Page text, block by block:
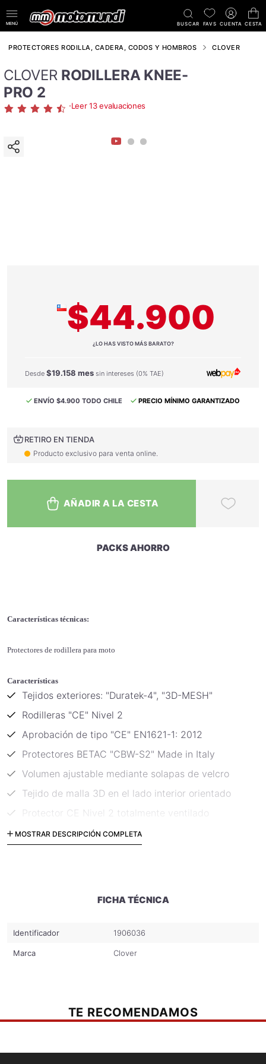
MENÚ BUSCAR FAVS CUENTA CESTA
PROTECTORES RODILLA, CADERA, CODOS Y HOMBROS CLOVER
CLOVER RODILLERA KNEE-
PRO 2
·Leer 13 evaluaciones
$44.900
¿LO HAS VISTO MÁS BARATO?
Desde $19.158 mes sin intereses (0% TAE)
ENVÍO $4.900 TODO CHILE PRECIO MÍNIMO GARANTIZADO
RETIRO EN TIENDA
Producto exclusivo para venta online.
AÑADIR A LA CESTA
PACKS AHORRO
Características técnicas:
Protectores de rodillera para moto
Características
Tejidos exteriores: "Duratek-4", "3D-MESH"
Rodilleras "CE" Nivel 2
Aprobación de tipo "CE" EN1621-1: 2012
Protectores BETAC "CBW-S2" Made in Italy
Volumen ajustable mediante solapas de velcro
Tejido de malla 3D en el lado interior orientado
Protector CE Nivel 2 totalmente ventilado
Protector removible
MOSTRAR DESCRIPCIÓN COMPLETA
FICHA TÉCNICA
Identificador 1906036
Marca Clover
TE RECOMENDAMOS